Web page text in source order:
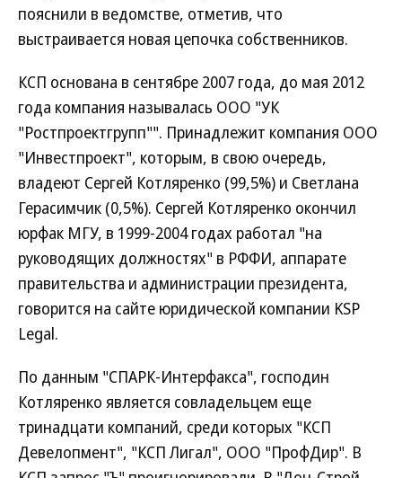
пояснили в ведомстве, отметив, что
выстраивается новая цепочка собственников.
КСП основана в сентябре 2007 года, до мая 2012
года компания называлась ООО "УК
"Ростпроектгрупп"". Принадлежит компания ООО
"Инвестпроект", которым, в свою очередь,
владеют Сергей Котляренко (99,5%) и Светлана
Герасимчик (0,5%). Сергей Котляренко окончил
юрфак МГУ, в 1999-2004 годах работал "на
руководящих должностях" в РФФИ, аппарате
правительства и администрации президента,
говорится на сайте юридической компании KSP
Legal.
По данным "СПАРК-Интерфакса", господин
Котляренко является совладельцем еще
тринадцати компаний, среди которых "КСП
Девелопмент", "КСП Лигал", ООО "ПрофДир". В